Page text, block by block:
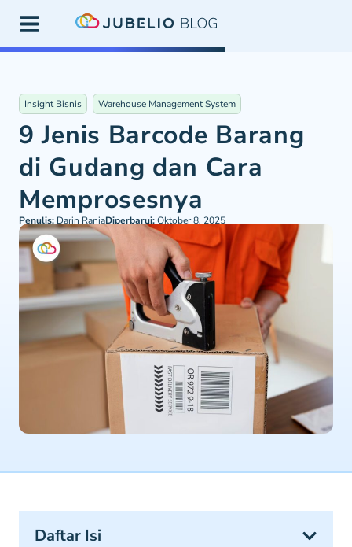
Insight Bisnis Warehouse Management System
9 Jenis Barcode Barang
di Gudang dan Cara
Memprosesnya
Penulis: Darin RaniaDiperbarui:Oktober 8, 2025
Daftar Isi